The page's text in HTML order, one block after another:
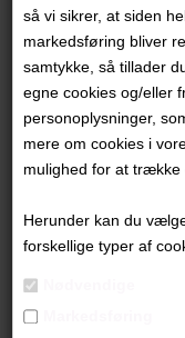
så vi sikrer, at siden
markedsføring bliver
samtykke, så tillader
egne cookies og/eller
personoplysninger,
mere om cookies i
mulighed for at trække
Herunder kan du
forskellige typer af
PRODUKTBESKRIVELSE
PRODUKTINFORMATION
Andre